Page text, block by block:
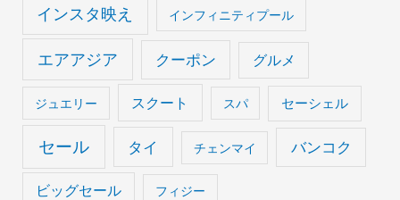
インスタ映え インフィニティプール
エアアジア クーポン グルメ
ジュエリー スクート スパ セーシェル
セール タイ チェンマイ バンコク
ビッグセール フィジー